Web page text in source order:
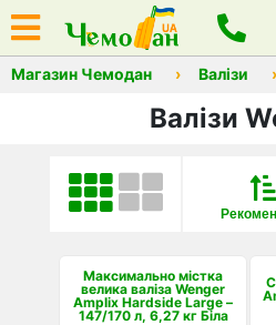
Магазин Чемодан Валізи
Валізи
Максимально містка
велика валіза Wenger
Amplix Hardside Large –
147/170 л, 6,27 кг Біла